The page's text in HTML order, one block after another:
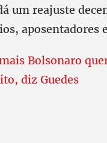
um reajuste
aposentadores
Bolsonaro
diz Guedes